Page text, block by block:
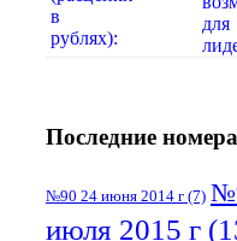
Последние номера
№90 24 июня 2014 г (7)
июля 2015 г